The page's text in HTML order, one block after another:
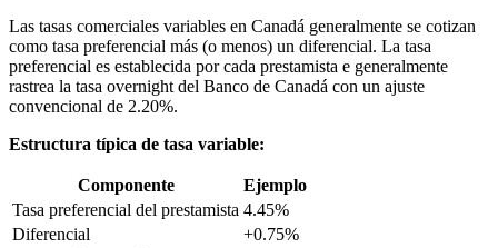
Las tasas comerciales variables en Canadá generalmente se cotizan
como tasa preferencial más (o menos) un diferencial. La tasa
preferencial es establecida por cada prestamista e generalmente
rastrea la tasa overnight del Banco de Canadá con un ajuste
convencional de 2.20%.
Estructura típica de tasa variable:
Componente
Ejemplo
Tasa preferencial del prestamista 4.45%
Diferencial
+0.75%